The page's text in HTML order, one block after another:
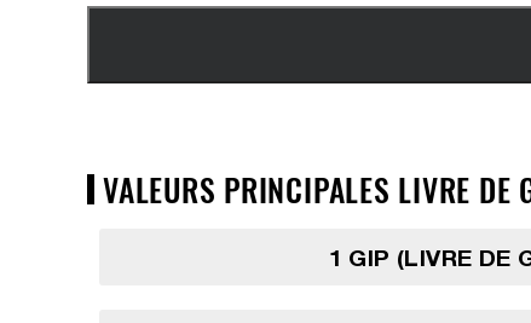
VALEURS PRINCIPALES LIVRE
1 GIP (LIVRE DE